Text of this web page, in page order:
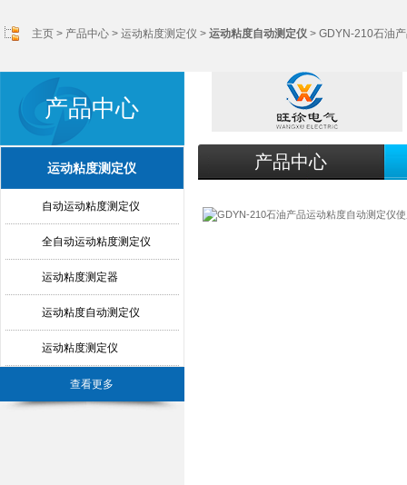
主页 > 产品中心 > 运动粘度测定仪 > 运动粘度自动测定仪 > GDYN-210石油
产品中心
运动粘度测定仪
自动运动粘度测定仪
全自动运动粘度测定仪
运动粘度测定器
运动粘度自动测定仪
运动粘度测定仪
查看更多
产品中心